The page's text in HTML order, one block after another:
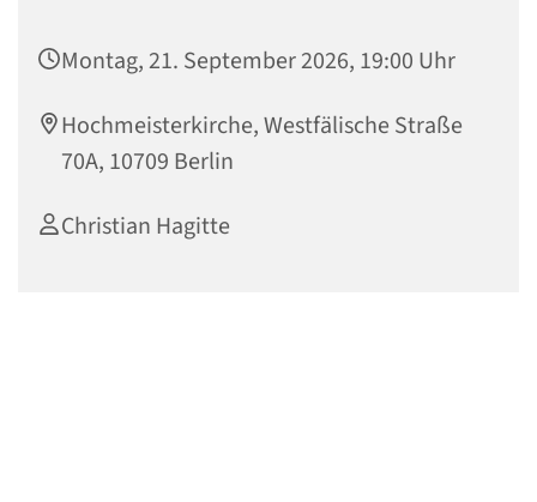
Montag, 21. September 2026, 19:00 Uhr
Hochmeisterkirche, Westfälische Straße
70A, 10709 Berlin
Christian Hagitte